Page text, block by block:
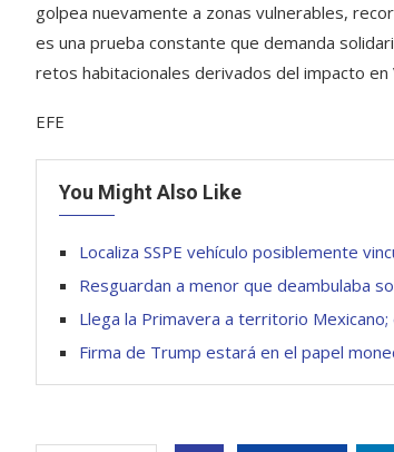
golpea nuevamente a zonas vulnerables,
es una prueba constante que demanda
retos habitacionales derivados del impacto en
EFE
You Might Also Like
Localiza SSPE vehículo posiblemente
Resguardan a menor que deambulaba
Llega la Primavera a territorio
Firma de Trump estará en el papel